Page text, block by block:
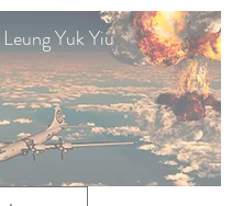
Yuk Yiu